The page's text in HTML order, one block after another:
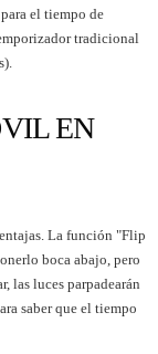
el tiempo de
tradicional
EN
La función "Flip
boca abajo, pero
las luces parpadearán
saber que el tiempo